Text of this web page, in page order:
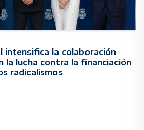
intensifica la colaboración
la lucha contra la financiación
radicalismos